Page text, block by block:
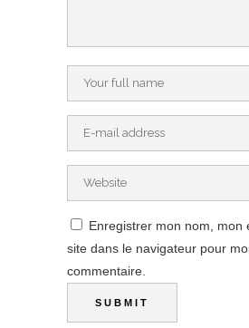
Enregistrer mon nom, mon
site dans le navigateur pour
commentaire.